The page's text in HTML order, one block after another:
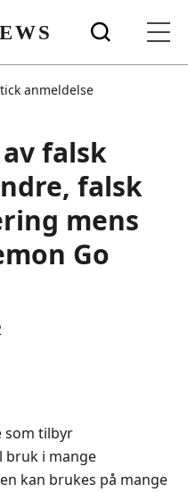
anmeldelse
falsk
falsk
mens
Go
som tilbyr
bruk i mange
kan brukes på mange